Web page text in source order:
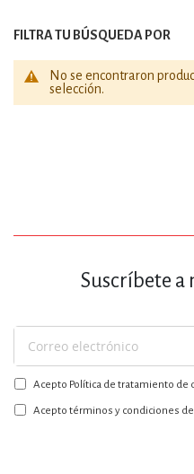
No se encontraron
selección.
FILTRA TU BÚSQUEDA POR
Suscríbete
Suscríbase
a
nuestro
boletín:
Acepto Política de tratamiento de
Acepto términos y condiciones